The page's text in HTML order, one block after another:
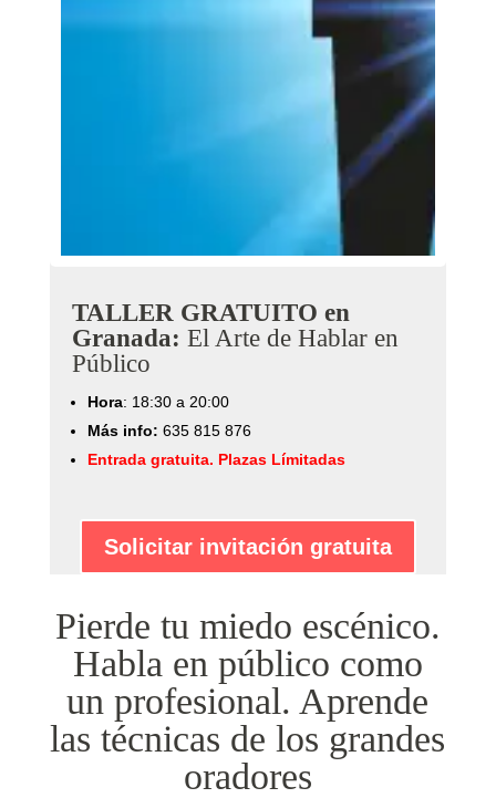
TALLER GRATUITO en
Granada: El Arte de Hablar en
Público
Hora: 18:30 a 20:00
Más info: ‭635 815 876‬
Entrada gratuita. Plazas Límitadas
Solicitar invitación gratuita
Pierde tu miedo escénico.
Habla en público como
un profesional. Aprende
las técnicas de los grandes
oradores